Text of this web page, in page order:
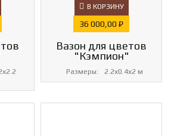
В КОРЗИНУ
Цена
36 000,00 ₽
Вазон для цветов
"Кэмпион"
Размеры: 2.2х0.4х2 м